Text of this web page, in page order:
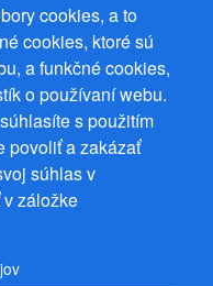
cookies, a to
cookies, ktoré sú
a funkčné cookies,
o používaní webu.
s použitím
povoliť a zakázať
súhlas v
záložke
MBA, Ostrov 256, 561
CZ9161263958
s.r.o.